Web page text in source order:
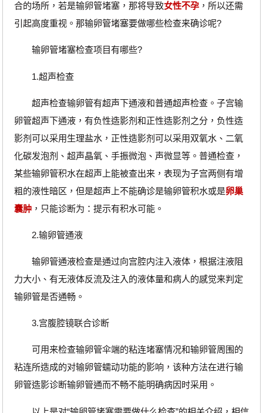
合的场所，若是输卵管堵塞，那将导致女性不孕，所以还需
引起高度重视。那输卵管堵塞要做哪些检查来确诊呢?
输卵管堵塞检查项目有哪些?
1.超声检查
超声检查输卵管有超声下通液和普通超声检查。子宫输
卵管超声下通液，有负性造影剂和正性造影剂之分，负性造
影剂可以采用生理盐水，正性造影剂可以采用双氧水、二氧
化碳发泡剂、超声晶氧、手振微泡、声微显等。普通检查，
某些输卵管积水在超声上能被查出来，表现为子宫两侧有增
粗的液性暗区，但是超声上不能确诊是输卵管积水或是卵巢
囊肿，只能诊断为：提示有积水可能。
2.输卵管通液
输卵管通液检查是通过向宫腔内注入液体，根据注液阻
力大小、有无液体反流及注入的液体量和病人的感觉来判定
输卵管是否通畅。
3.宫腹腔镜联合诊断
可用来检查输卵管伞端的粘连堵塞情况和输卵管周围的
粘连所造成的对输卵管蠕动功能的影响，该种方法在进行输
卵管造影诊断输卵管通而不畅不能明确病因时采用。